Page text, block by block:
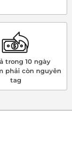
trong 10 ngày
phải còn nguyên
tag